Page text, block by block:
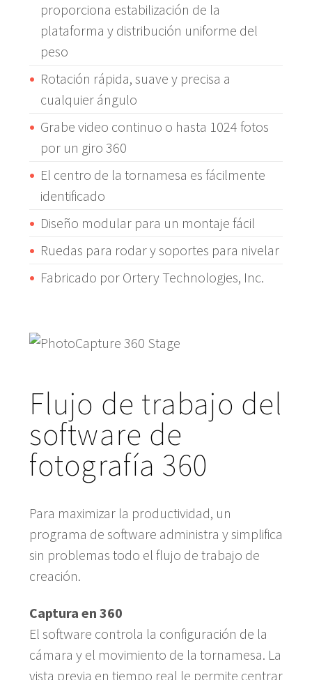
proporciona estabilización de la
plataforma y distribución uniforme del
peso
Rotación rápida, suave y precisa a
cualquier ángulo
Grabe video continuo o hasta 1024 fotos
por un giro 360
El centro de la tornamesa es fácilmente
identificado
Diseño modular para un montaje fácil
Ruedas para rodar y soportes para nivelar
Fabricado por Ortery Technologies, Inc.
Flujo de trabajo del
software de
fotografía 360
Para maximizar la productividad, un
programa de software administra y simplifica
sin problemas todo el flujo de trabajo de
creación.
Captura en 360
El software controla la configuración de la
cámara y el movimiento de la tornamesa. La
vista previa en tiempo real le permite centrar